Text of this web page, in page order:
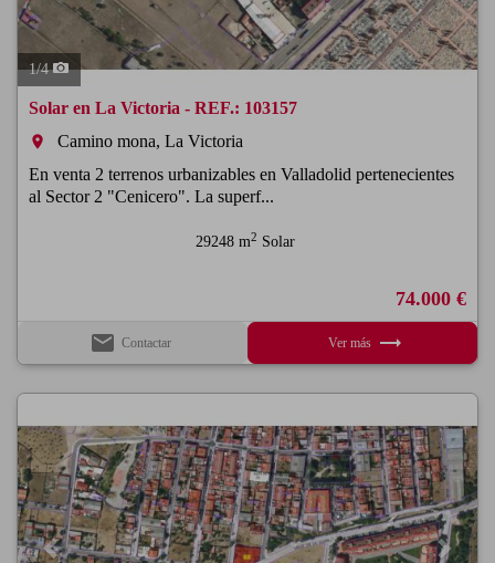
1/4
Solar en La Victoria - REF.: 103157
room
Camino mona, La Victoria
En venta 2 terrenos urbanizables en Valladolid pertenecientes
al Sector 2 "Cenicero". La superf...
29248 m2 Solar
74.000 €
email Contactar Ver más trending_flat
Next